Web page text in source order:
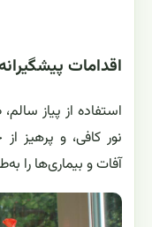
اقدامات
استفاده از پیاز سالم،
نور کافی، و پرهیز
آفات و بیماری‌ها